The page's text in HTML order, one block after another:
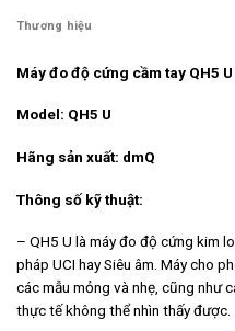
Thương hiệu
Máy đo độ cứng cầm tay QH5 U
Model: QH5 U
Hãng sản xuất: dmQ
Thông số kỹ thuật:
– QH5 U là máy đo độ cứng kim
pháp UCI hay Siêu âm. Máy cho
các mẫu mỏng và nhẹ, cũng như
thực tế không thể nhìn thấy được.